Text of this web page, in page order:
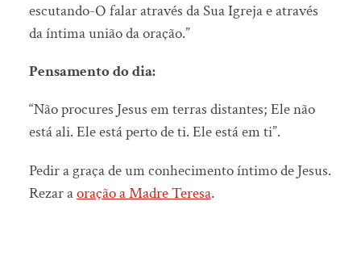
escutando-O falar através da Sua Igreja e através
da íntima união da oração.”
Pensamento do dia:
“Não procures Jesus em terras distantes; Ele não
está ali. Ele está perto de ti. Ele está em ti”.
Pedir a graça de um conhecimento íntimo de Jesus.
Rezar aoração a Madre Teresa.